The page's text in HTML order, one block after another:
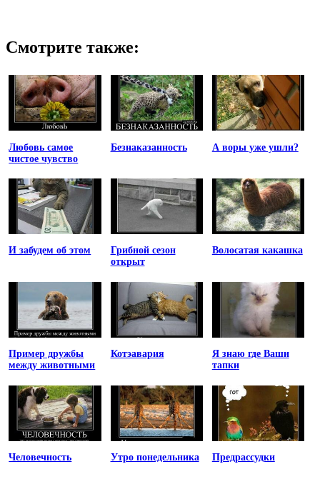
Смотрите также:
Любовь самое
чистое чувство
Безнаказанность А воры уже ушли?
И забудем об этом
Грибной сезон
открыт
Волосатая какашка
Пример дружбы
между животными
Котэавария
Я знаю где Ваши
тапки
Человечность Утро понедельника Предрассудки